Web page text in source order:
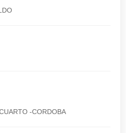
-CORDOBA